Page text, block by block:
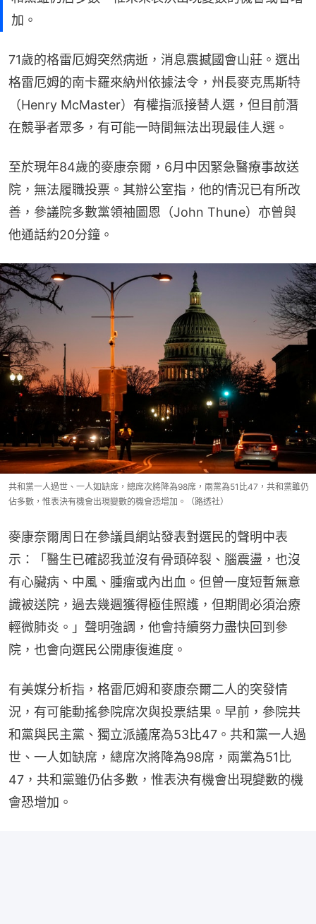
加。
71歲的格雷厄姆突然病逝，消息震撼國會山莊。選出
格雷厄姆的南卡羅來納州依據法令，州長麥克馬斯特
（Henry McMaster）有權指派接替人選，但目前潛
在競爭者眾多，有可能一時間無法出現最佳人選。
至於現年84歲的麥康奈爾，6月中因緊急醫療事故送
院，無法履職投票。其辦公室指，他的情況已有所改
善，參議院多數黨領袖圖恩（John Thune）亦曾與
他通話約20分鐘。
共和黨一人過世、一人如缺席，總席次將降為98席，兩黨為51比47，共和黨雖仍
佔多數，惟表決有機會出現變數的機會恐增加。（路透社）
麥康奈爾周日在參議員網站發表對選民的聲明中表
示：「醫生已確認我並沒有骨頭碎裂、腦震盪，也沒
有心臟病、中風、腫瘤或內出血。但曾一度短暫無意
識被送院，過去幾週獲得極佳照護，但期間必須治療
輕微肺炎。」聲明強調，他會持續努力盡快回到參
院，也會向選民公開康復進度。
有美媒分析指，格雷厄姆和麥康奈爾二人的突發情
況，有可能動搖參院席次與投票結果。早前，參院共
和黨與民主黨、獨立派議席為53比47。共和黨一人過
世、一人如缺席，總席次將降為98席，兩黨為51比
47，共和黨雖仍佔多數，惟表決有機會出現變數的機
會恐增加。